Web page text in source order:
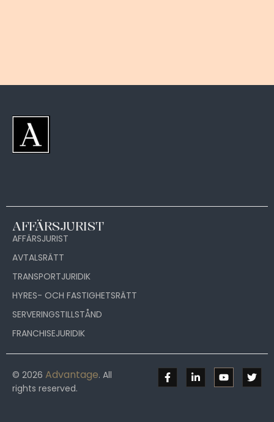
AFFÄRSJURIST
AFFÄRSJURIST
AVTALSRÄTT
TRANSPORTJURIDIK
HYRES- OCH FASTIGHETSRÄTT
SERVERINGSTILLSTÅND
FRANCHISEJURIDIK
© 2026 Advantage. All
rights reserved.